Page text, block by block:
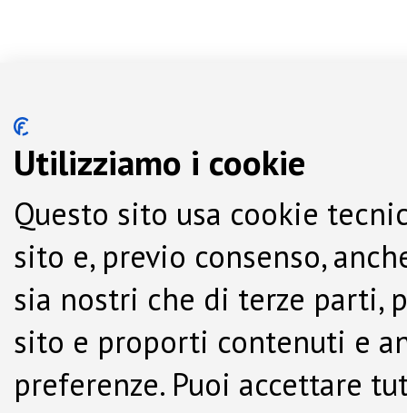
Utilizziamo i cookie
Questo sito usa cookie
sito e, previo consenso,
sia nostri che di terze parti,
sito e proporti contenuti e
preferenze. Puoi accettare